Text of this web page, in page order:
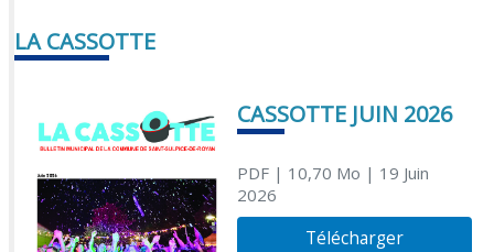
LA CASSOTTE
CASSOTTE JUIN 2026
PDF| 10,70 Mo | 19 Juin
2026
Télécharger